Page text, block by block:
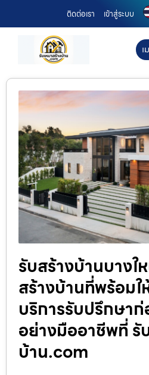
ติดต่อเรา เข้าสู่ระบบ
รับสร้างบ้านบาง
สร้างบ้านที่พร้อมใ
บริการรับปรึกษา
อย่างมืออาชีพที่ รั
บ้าน.com